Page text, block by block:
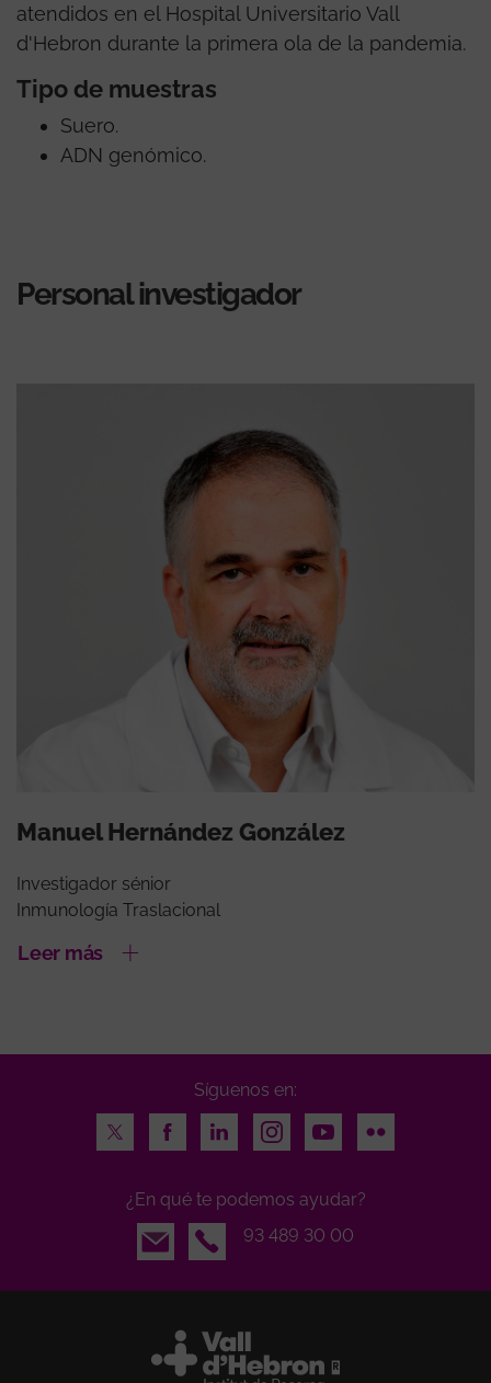
atendidos en el Hospital Universitario Vall
d'Hebron durante la primera ola de la pandemia.
Tipo de muestras
Suero.
ADN genómico.
Personal investigador
Manuel Hernández González
Investigador sénior
Inmunología Traslacional
Leer más
Síguenos en:
Twitter
FacebookLinkedInInstagramYoutubeFlickr
¿En qué te podemos ayudar?
Email
93 489 30 00